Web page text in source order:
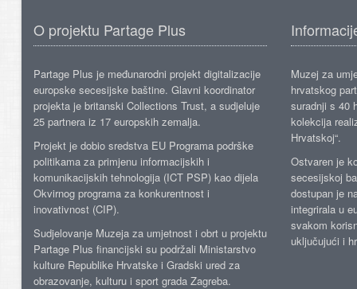
O projektu Partage Plus
Partage Plus je međunarodni projekt digitalizacije
europske secesijske baštine. Glavni koordinator
projekta je britanski Collections Trust, a sudjeluje
25 partnera iz 17 europskih zemalja.
Projekt je dobio sredstva EU Programa podrške
politikama za primjenu informacijskih i
komunikacijskih tehnologija (ICT PSP) kao dijela
Okvirnog programa za konkurentnost i
inovativnost (CIP).
Sudjelovanje Muzeja za umjetnost i obrt u projektu
Partage Plus financijski su podržali Ministarstvo
kulture Republike Hrvatske i Gradski ured za
obrazovanje, kulturu i sport grada Zagreba.
Muzej za
hrvatskog
suradnji s 40
kolekcija
Hrvatskoj“.
Ostvaren je
secesijskoj
dostupan je
integrirala u
svakom
uključujući i